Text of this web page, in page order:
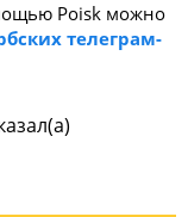
Poisk можно
телеграм-